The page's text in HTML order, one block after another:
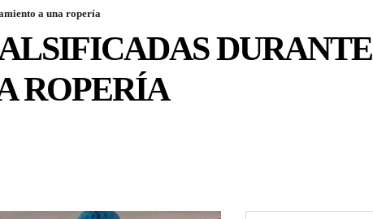
a una ropería
DURANTE
ROPERÍA